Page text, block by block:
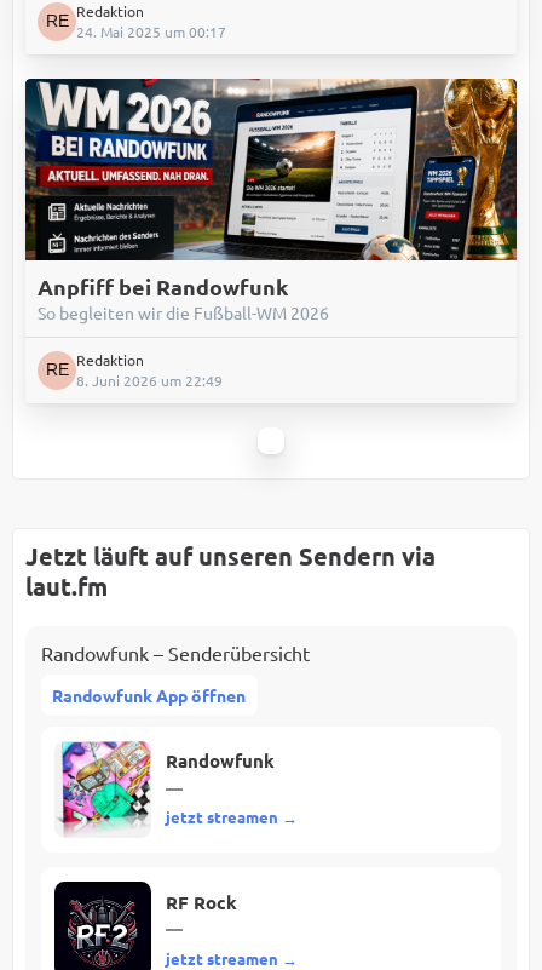
Redaktion
24. Mai 2025 um 00:17
Anpfiff bei Randowfunk
So begleiten wir die Fußball-WM 2026
Redaktion
8. Juni 2026 um 22:49
Jetzt läuft auf unseren Sendern via
laut.fm
Randowfunk – Senderübersicht
Randowfunk App öffnen
Randowfunk
—
jetzt streamen →
RF Rock
—
jetzt streamen →